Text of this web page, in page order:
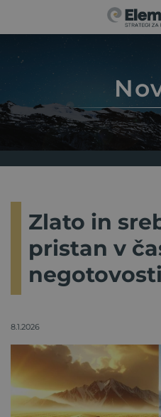
Zlato in
pristan v
8.1.2026